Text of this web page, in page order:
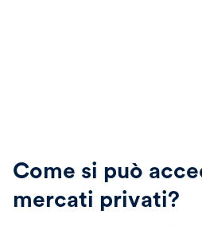
Come si può
mercati privati?